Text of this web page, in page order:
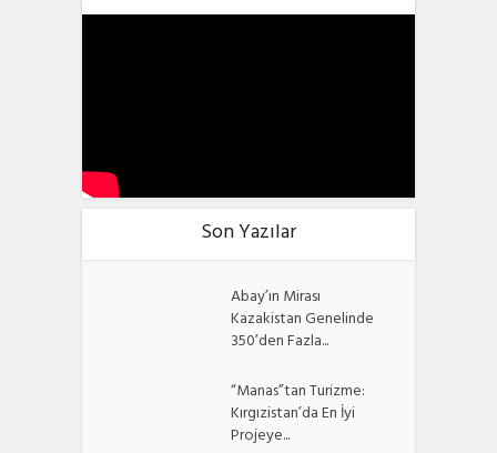
Son Yazılar
Abay’ın Mirası
Kazakistan Genelinde
350’den Fazla...
“Manas”tan Turizme:
Kırgızistan’da En İyi
Projeye...